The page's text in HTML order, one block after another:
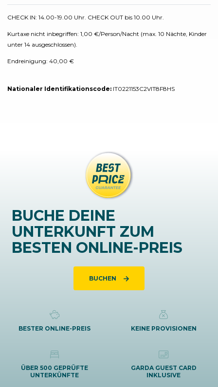
CHECK IN: 14.00-19.00 Uhr. CHECK OUT bis 10.00 Uhr.
Kurtaxe nicht inbegriffen: 1,00 €/Person/Nacht (max. 10 Nächte, Kinder
unter 14 ausgeschlossen).
Endreinigung: 40,00 €
Nationaler Identifikationscode: IT0221153C2VIT8F8HS
BUCHE DEINE
UNTERKUNFT ZUM
BESTEN ONLINE-PREIS
BUCHEN
BESTER ONLINE-PREIS KEINE PROVISIONEN
ÜBER 500 GEPRÜFTE
UNTERKÜNFTE
GARDA GUEST CARD
INKLUSIVE